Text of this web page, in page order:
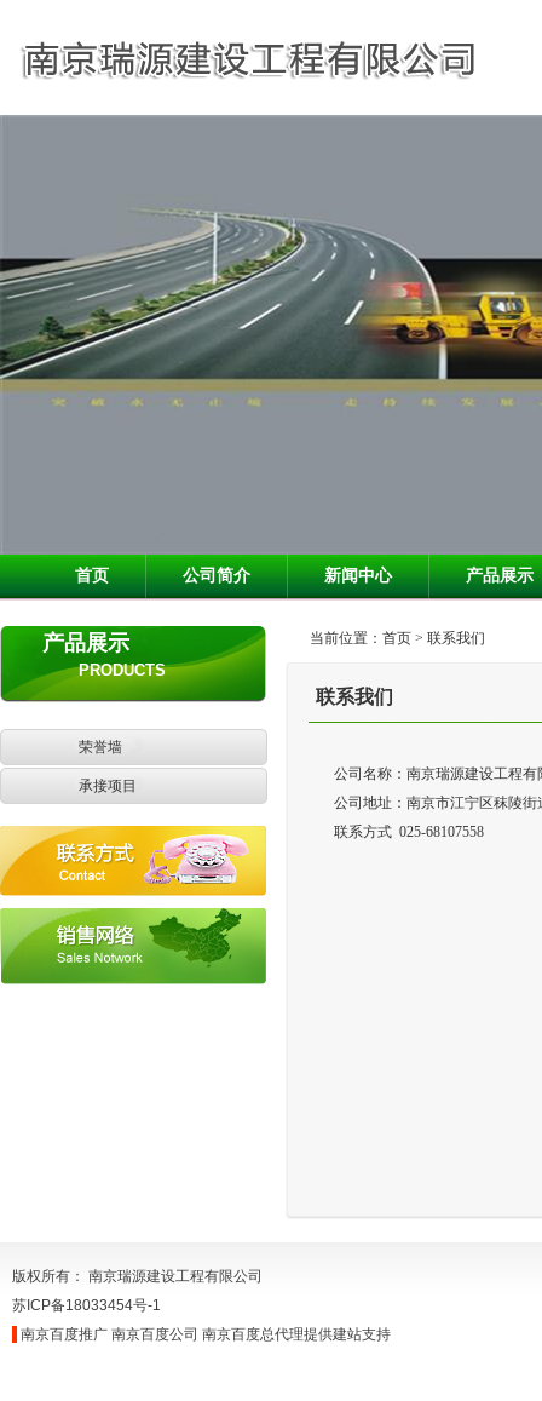
首页 公司简介 新闻中心 产品展示
产品展示
PRODUCTS
荣誉墙
承接项目
当前位置：首页 > 联系我们
联系我们
公司名称：南京瑞源建设工程有
公司地址：南京市江宁区秣陵街
联系方式 025-68107558
版权所有： 南京瑞源建设工程有限公司
苏ICP备18033454号-1
南京百度推广 南京百度公司 南京百度总代理提供建站支持